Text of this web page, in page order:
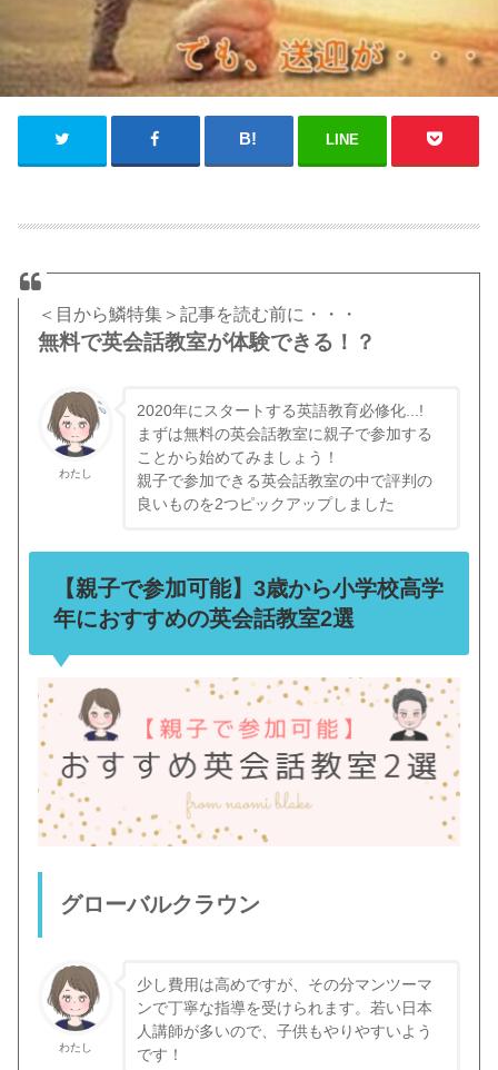
LINE
＜目から鱗特集＞記事を読む前に・・・
無料で英会話教室が体験できる！？
わたし
2020年にスタートする英語教育必修化...!
まずは無料の英会話教室に親子で参加する
ことから始めてみましょう！
親子で参加できる英会話教室の中で評判の
良いものを2つピックアップしました
【親子で参加可能】3歳から小学校高学
年におすすめの英会話教室2選
グローバルクラウン
わたし
少し費用は高めですが、その分マンツーマ
ンで丁寧な指導を受けられます。若い日本
人講師が多いので、子供もやりやすいよう
です！